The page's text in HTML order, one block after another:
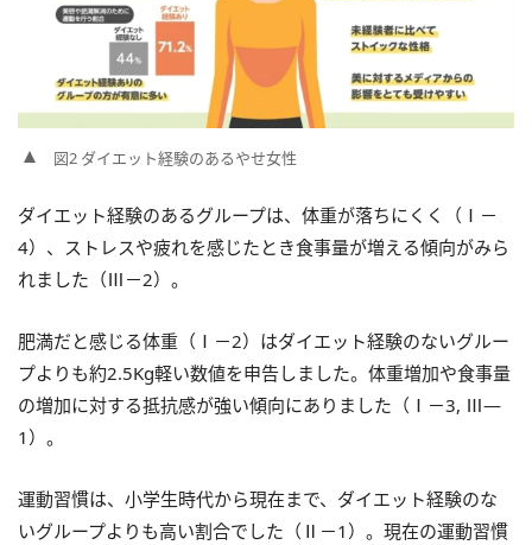
図2 ダイエット経験のあるやせ女性
ダイエット経験のあるグループは、体重が落ちにくく（Ⅰ－
4）、ストレスや疲れを感じたとき食事量が増える傾向がみら
れました（Ⅲ－2）。
肥満だと感じる体重（Ⅰ－2）はダイエット経験のないグルー
プよりも約2.5Kg軽い数値を申告しました。体重増加や食事量
の増加に対する抵抗感が強い傾向にありました（Ⅰ－3, Ⅲ—
1）。
運動習慣は、小学生時代から現在まで、ダイエット経験のな
いグループよりも高い割合でした（Ⅱ－1）。現在の運動習慣